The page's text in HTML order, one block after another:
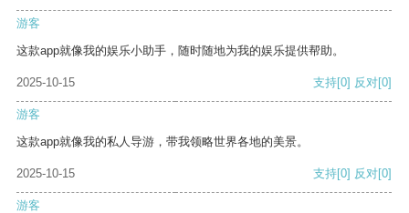
游客
这款app就像我的娱乐小助手，随时随地为我的娱乐提供帮助。
2025-10-15 支持[0] 反对[0]
游客
这款app就像我的私人导游，带我领略世界各地的美景。
2025-10-15 支持[0] 反对[0]
游客